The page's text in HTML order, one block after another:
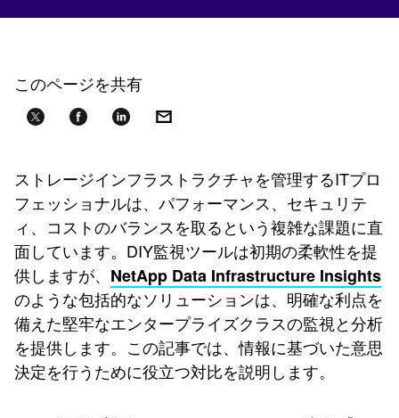
このページを共有
ストレージインフラストラクチャを管理するITプロ
フェッショナルは、パフォーマンス、セキュリテ
ィ、コストのバランスを取るという複雑な課題に直
面しています。DIY監視ツールは初期の柔軟性を提
供しますが、 NetApp Data Infrastructure Insights
のような包括的なソリューションは、明確な利点を
備えた堅牢なエンタープライズクラスの監視と分析
を提供します。この記事では、情報に基づいた意思
決定を行うために役立つ対比を説明します。